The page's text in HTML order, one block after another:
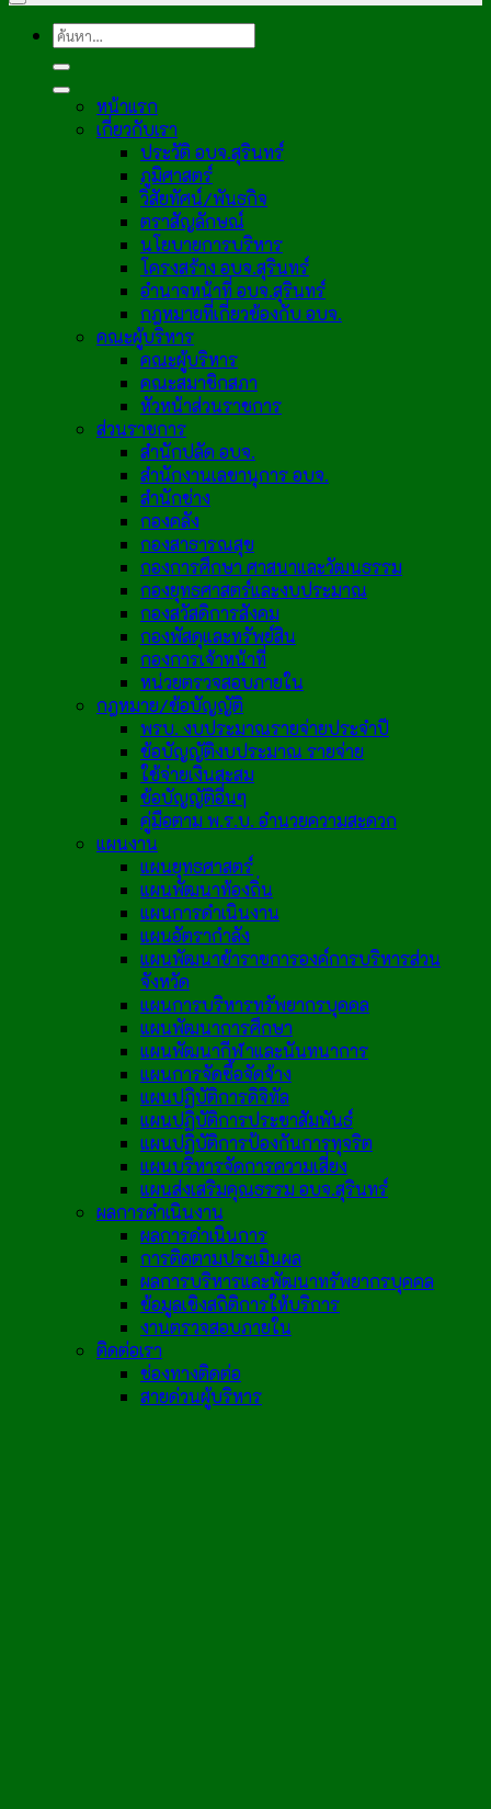
หน้าแรก
เกี่ยวกับเรา
ประวัติ อบจ.สุรินทร์
ภูมิศาสตร์
วิสัยทัศน์/พันธกิจ
ตราสัญลักษณ์
นโยบายการบริหาร
โครงสร้าง อบจ.สุรินทร์
อำนาจหน้าที่ อบจ.สุรินทร์
กฎหมายที่เกี่ยวข้องกับ อบจ.
คณะผู้บริหาร
คณะผู้บริหาร
คณะสมาชิกสภา
หัวหน้าส่วนราชการ
ส่วนราชการ
สำนักปลัด อบจ.
สำนักงานเลขานุการ อบจ.
สำนักช่าง
กองคลัง
กองสาธารณสุข
กองการศึกษา ศาสนาและวัฒนธรรม
กองยุทธศาสตร์และงบประมาณ
กองสวัสดิการสังคม
กองพัสดุและทรัพย์สิน
กองการเจ้าหน้าที่
หน่วยตรวจสอบภายใน
กฎหมาย/ข้อบัญญัติ
พรบ. งบประมาณรายจ่ายประจำปี
ข้อบัญญัติงบประมาณ รายจ่าย
ใช้จ่ายเงินสะสม
ข้อบัญญัติอื่นๆ
คู่มือตาม พ.ร.บ. อำนวยความสะดวก
แผนงาน
แผนยุทธศาสตร์
แผนพัฒนาท้องถิ่น
แผนการดำเนินงาน
แผนอัตรากำลัง
แผนพัฒนาข้าราชการองค์การบริหารส่วน
จังหวัด
แผนการบริหารทรัพยากรบุคคล
แผนพัฒนาการศึกษา
แผนพัฒนากีฬาและนันทนาการ
แผนการจัดซื้อจัดจ้าง
แผนปฏิบัติการดิจิทัล
แผนปฏิบัติการประชาสัมพันธ์
แผนปฏิบัติการป้องกันการทุจริต
แผนบริหารจัดการความเสี่ยง
แผนส่งเสริมคุณธรรม อบจ.สุรินทร์
ผลการดำเนินงาน
ผลการดำเนินการ
การติดตามประเมินผล
ผลการบริหารและพัฒนาทรัพยากรบุคคล
ข้อมูลเชิงสถิติการให้บริการ
งานตรวจสอบภายใน
ติดต่อเรา
ช่องทางติดต่อ
สายด่วนผู้บริหาร